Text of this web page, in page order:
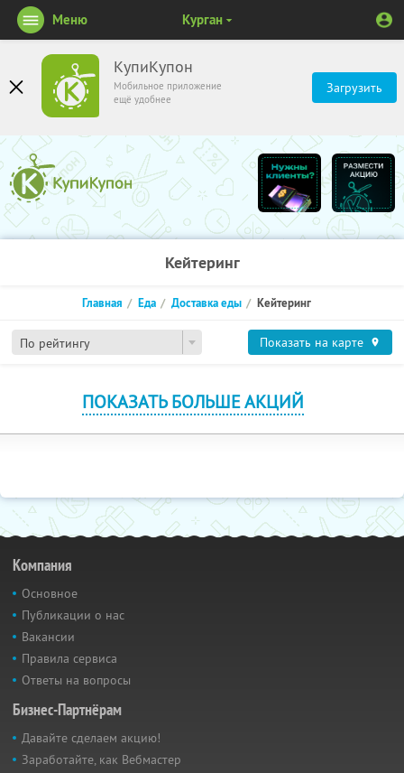
КупиКупон
Мобильное приложение
ещё удобнее
Загрузить
Меню Курган
Кейтеринг
По рейтингу
Главная Еда Доставка еды Кейтеринг
Показать на карте
ПОКАЗАТЬ БОЛЬШЕ АКЦИЙ
Компания
Основное
Публикации о нас
Вакансии
Правила сервиса
Ответы на вопросы
Бизнес-Партнёрам
Давайте сделаем акцию!
Заработайте, как Вебмастер